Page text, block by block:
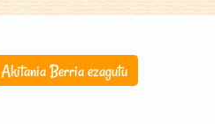
Akitania Berria ezagutu